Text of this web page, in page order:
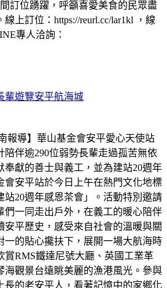
訂位踴躍，呼籲喜愛美食的民眾盡
上訂位：https://reurl.cc/lar1kl ，線
專人洽詢：
輩遊覽安平航海城
報導】華山基金會安平愛心天使站
陪伴逾290位弱勢長輩走過孤苦無依
奉獻的善士與義工，並為建站20週年
會安平站於今日上午在熱門文化地標
站20週年感恩茶會」。活動特別邀請
們一同走出戶外，在義工的暖心陪伴
安平歷史，感受來自社會的溫暖與關
一的貼心攙扶下，展開一場大航海時
賞RMS鐵達尼號大廳、英國工業革
海觀景台遠眺美麗的漁港風光。參與
長的老安平人，看著記憶中的家鄉化